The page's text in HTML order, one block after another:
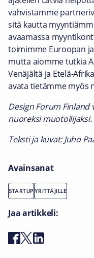
vahvistamme
sitä kautta
avaamassa
toimimme Euroopan
mutta aiomme tutkia
Venäjältä ja Etelä-
avata tietämme myös
Design Forum Finland
nuoreksi muotoilijaksi.
Teksti ja kuvat: Juho
Avainsanat
STARTUPYRITTÄJILLE
Jaa artikkeli: